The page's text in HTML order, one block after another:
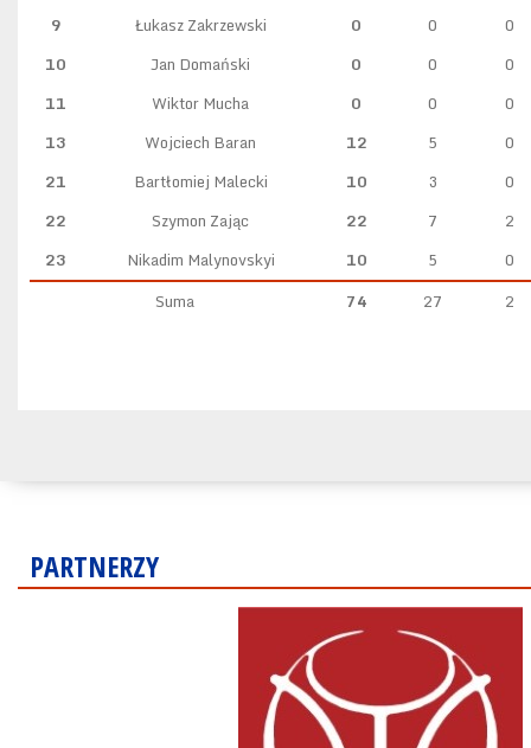
9
Łukasz Zakrzewski 0 0
0
10
Jan Domański 0 0
0
11
Wiktor Mucha 0 0
0
13
Wojciech Baran 12 5
0
21
Bartłomiej Malecki 10 3
0
22
Szymon Zając 22 7
2
23
Nikadim Malynovskyi 10 5
0
Suma
74 27 2
PARTNERZY